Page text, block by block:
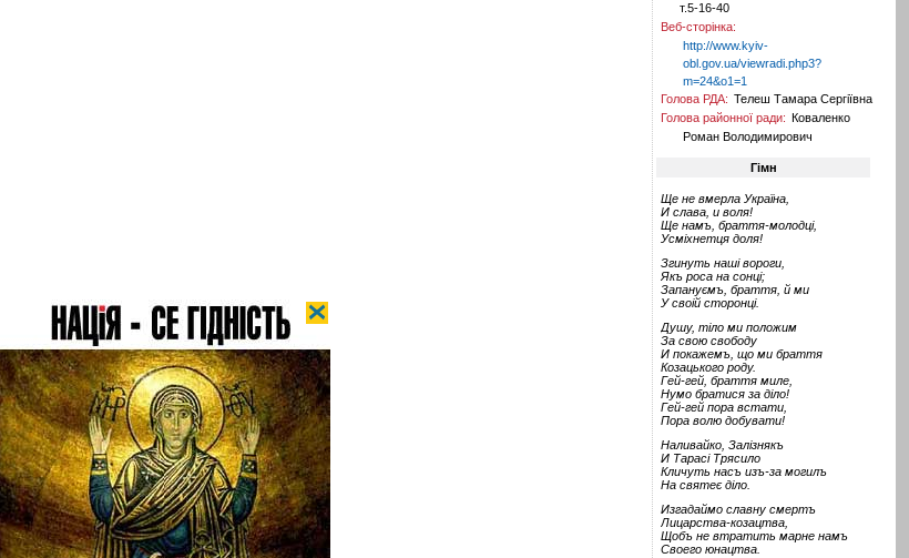
т.5-16-40
Веб-сторінка:
http://www.kyiv-
obl.gov.ua/viewradi.php3?
m=24&o1=1
Голова РДА: Телеш Тамара Сергіївна
Голова районної ради:
Коваленко
Роман Володимирович
Гімн
Ще не вмерла Україна,
И слава, и воля!
Ще намъ, браття-молодці,
Усміхнетця доля!
Згинуть наші вороги,
Якъ роса на сонці;
Запануємъ, браття, й ми
У своій сторонці.
Душу, тіло ми положим
За свою свободу
И покажемъ, що ми браття
Козацького роду.
Гей-гей, браття миле,
Нумо братися за діло!
Гей-гей пора встати,
Пора волю добувати!
Наливайко, Залізнякъ
И Тарасі Трясило
Кличуть насъ изъ-за могилъ
На святеє діло.
Изгадаймо славну смертъ
Лицарства-козацтва,
Щобъ не втратить марне намъ
Своего юнацтва.